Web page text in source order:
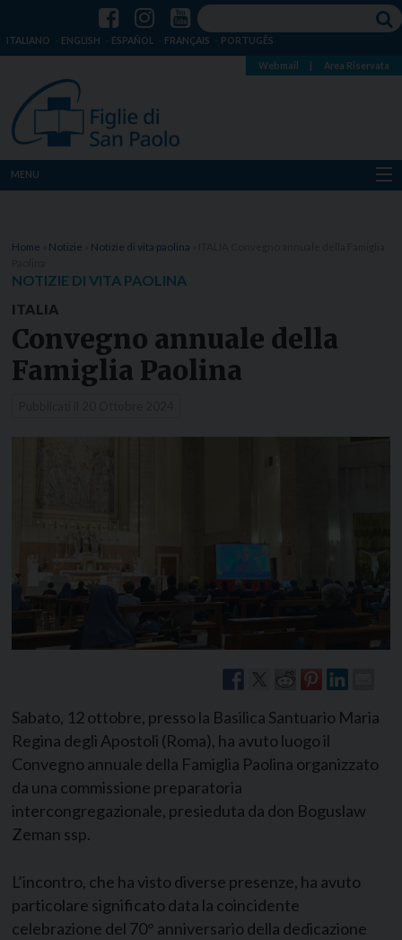
ITALIANO ENGLISH ESPAÑOL FRANÇAIS PORTUGÊS
Webmail Area Riservata
MENU
Dove siamo
Risorse
Media
Home Notizie Notizie di vita paolina
NOTIZIE DI VITA PAOLINA
ITALIA
Convegno annuale della
Famiglia Paolina
Sabato, 12 ottobre, presso la Basilica Santuario Maria
Regina degli Apostoli (Roma), ha avuto luogo il
Convegno annuale della Famiglia Paolina organizzato
da una commissione preparatoria
intercongregazionale, presieduta da don Boguslaw
Zeman ssp.
L’incontro, che ha visto diverse presenze, ha avuto
particolare significato data la coincidente
celebrazione del 70° anniversario della dedicazione